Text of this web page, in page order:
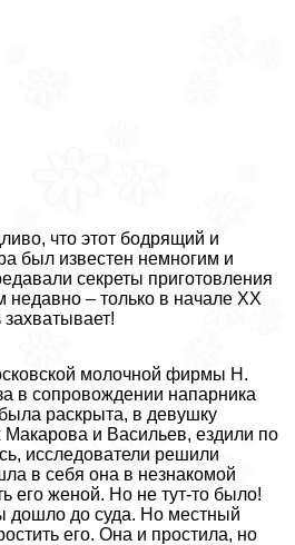
что этот бодрящий и
был известен немногим и
секреты приготовления
– только в начале XX
молочной фирмы Н.
в сопровождении напарника
раскрыта, в дeвyшку
и Васильев, ездили по
исследователи решили
в себя она в незнакомой
его женой. Но не тут-то было!
дошло до суда. Но местный
его. Она и простила, но